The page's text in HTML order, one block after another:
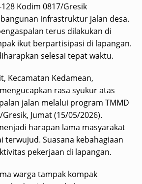
128 Kodim 0817/Gresik
infrastruktur jalan desa.
terus dilakukan di
ikut berpartisipasi di lapangan.
selesai tepat waktu.
Kecamatan Kedamean,
rasa syukur atas
jalan melalui program TMMD
Jumat (15/05/2026).
harapan lama masyarakat
terwujud. Suasana kebahagiaan
pekerjaan di lapangan.
warga tampak kompak